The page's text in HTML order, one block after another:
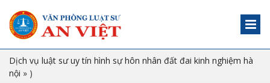
Dịch vụ luật sư uy tín hình sự hôn nhân đất đai kinh nghiệm hà
nội » )